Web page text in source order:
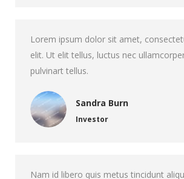
Lorem ipsum dolor sit amet,
elit. Ut elit tellus, luctus nec
pulvinart tellus.
Sandra Burn
Investor
Nam id libero quis metus tincidunt